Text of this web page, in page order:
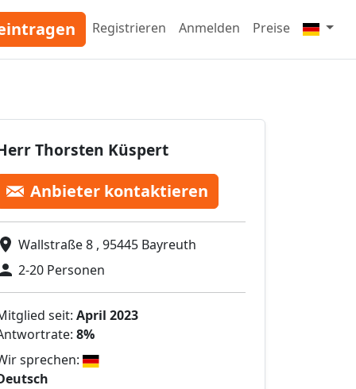
Registrieren Anmelden Preise
Thorsten Küspert
Anbieter kontaktieren
Wallstraße 8 , 95445 Bayreuth
2-20 Personen
seit: April 2023
8%
sprechen: